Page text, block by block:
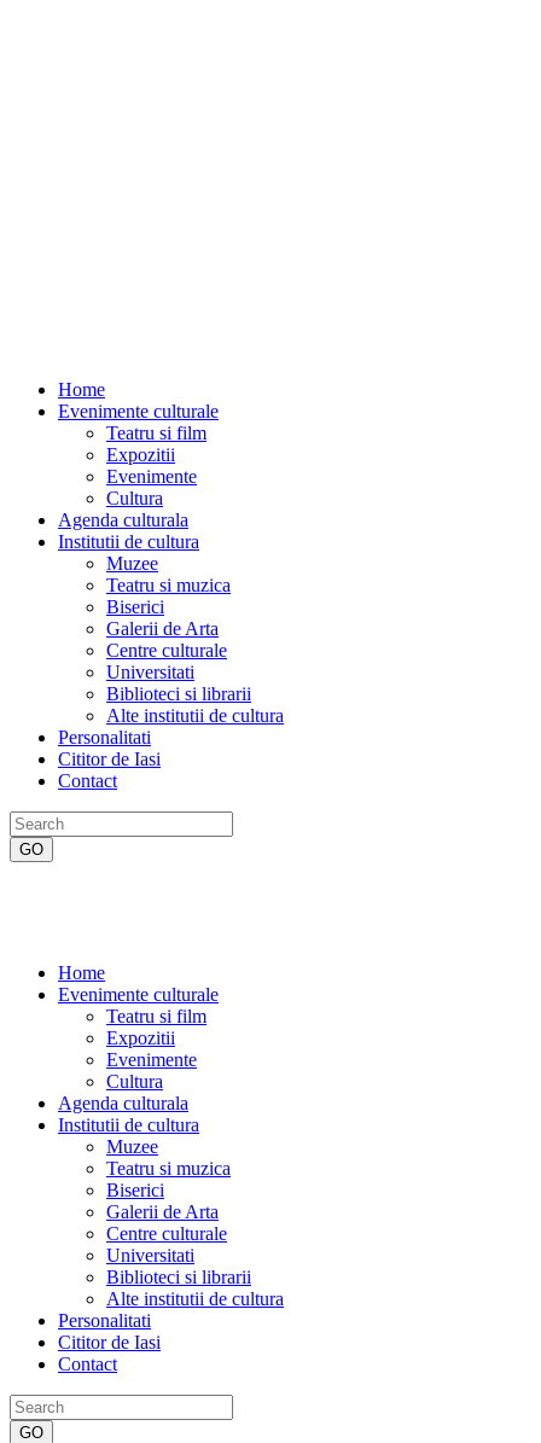
Home
Evenimente culturale
Teatru si film
Expozitii
Evenimente
Cultura
Agenda culturala
Institutii de cultura
Muzee
Teatru si muzica
Biserici
Galerii de Arta
Centre culturale
Universitati
Biblioteci si librarii
Alte institutii de cultura
Personalitati
Cititor de Iasi
Contact
Home
Evenimente culturale
Teatru si film
Expozitii
Evenimente
Cultura
Agenda culturala
Institutii de cultura
Muzee
Teatru si muzica
Biserici
Galerii de Arta
Centre culturale
Universitati
Biblioteci si librarii
Alte institutii de cultura
Personalitati
Cititor de Iasi
Contact